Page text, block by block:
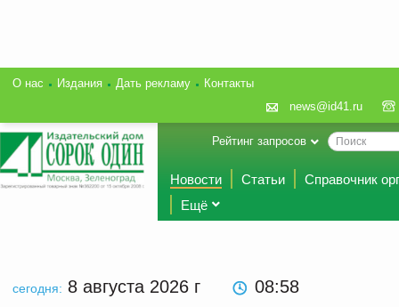
О нас Издания Дать рекламу
Контакты
news@id41.ru
Рейтинг запросов
Новости Статьи
Справочник
Ещё
сегодня: 8 августа 2026 г 08:58